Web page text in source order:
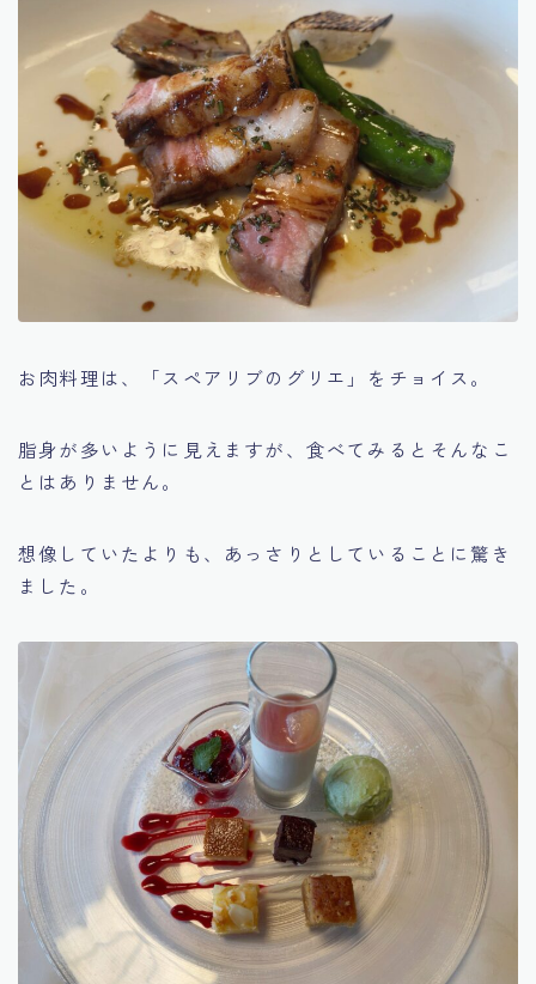
お肉料理は、「スペアリブのグリエ」をチョイス。
脂身が多いように見えますが、食べてみるとそんなこ
とはありません。
想像していたよりも、あっさりとしていることに驚き
ました。